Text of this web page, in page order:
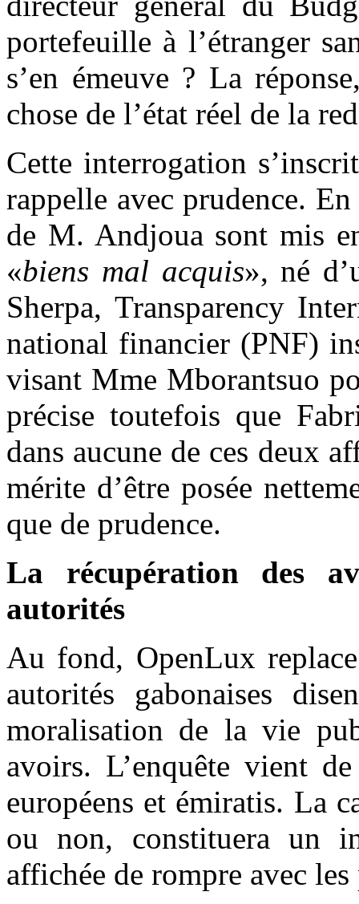
portefeuille à l’étranger
s’en émeuve ? La
chose de l’état réel de la
Cette interrogation
rappelle avec prudence.
de M. Andjoua sont mis
«biens mal acquis», né
Sherpa, Transparency
national financier (PNF)
visant Mme Mborantsuo
précise toutefois que
dans aucune de ces deux
mérite d’être posée
que de prudence.
La récupération des
autorités
Au fond, OpenLux
autorités gabonaises
moralisation de la vie
avoirs. L’enquête vient
européens et émiratis. La
ou non, constituera un
affichée de rompre avec